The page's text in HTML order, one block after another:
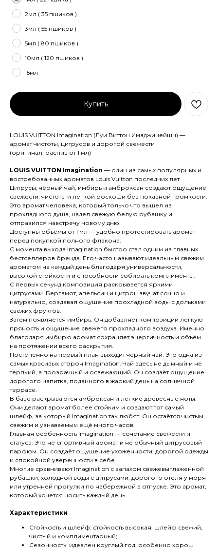
2мл ( 35 пшиков )
3мл ( 55 пшиков )
5мл ( 80 пшиков )
10мл ( 120 пшиков )
15мл
Купить
LOUIS VUITTON Imagination (Луи Виттон Имаджинейшн) —
аромат чистоты, цитрусов и дорогой свежести
(оригинал, распив от 1 мл)
LOUIS VUITTON Imagination — один из самых популярных и
востребованных ароматов Louis Vuitton последних лет.
Цитрусы, чёрный чай, имбирь и амброксан создают ощущение
свежести, чистоты и лёгкой роскоши без показной громкости.
Это аромат человека, который только что вышел из
прохладного душа, надел свежую белую рубашку и
отправился навстречу новому дню.
Доступны объёмы от 1 мл — удобно протестировать аромат
перед покупкой полного флакона.
С момента выхода Imagination быстро стал одним из главных
бестселлеров бренда. Его часто называют идеальным свежим
ароматом на каждый день благодаря универсальности,
высокой стойкости и способности собирать комплименты.
С первых секунд композиция раскрывается яркими
цитрусами. Бергамот, апельсин и цитрон звучат сочно и
натурально, создавая ощущение прохладной воды с дольками
свежих фруктов.
Затем появляется имбирь. Он добавляет композиции лёгкую
пряность и ощущение свежего прохладного воздуха. Именно
благодаря имбирю аромат сохраняет энергичность и объём
на протяжении всего раскрытия.
Постепенно на первый план выходит чёрный чай. Это одна из
самых красивых сторон Imagination. Чай здесь не дымный и не
терпкий, а прозрачный и освежающий. Он создаёт ощущение
дорогого напитка, поданного в жаркий день на солнечной
террасе.
В базе раскрываются амброксан и лёгкие древесные ноты.
Они делают аромат более стойким и создают тот самый
шлейф, за который Imagination так любят. Он остаётся чистым,
свежим и узнаваемым ещё много часов.
Главная особенность Imagination — сочетание свежести и
статуса. Это не спортивный аромат и не обычный цитрусовый
парфюм. Он создаёт ощущение ухоженности, дорогой одежды
и спокойной уверенности в себе.
Многие сравнивают Imagination с запахом свежевыглаженной
рубашки, холодной воды с цитрусами, дорогого отеля у моря
или утренней прогулки по набережной в отпуске. Это аромат,
который хочется носить каждый день.
Характеристики
Стойкость и шлейф: стойкость высокая, шлейф свежий,
чистый и комплиментарный;
Сезонность: идеален круглый год, особенно хорош